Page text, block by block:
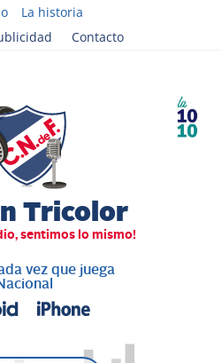
La historia
Contacto
vez que juega